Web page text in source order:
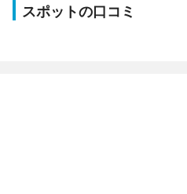
スポットの口コミ